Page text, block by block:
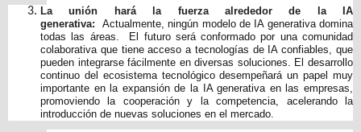
La unión hará la fuerza alrededor de la IA
generativa: Actualmente, ningún modelo de IA generativa domina
todas las áreas. El futuro será conformado por una comunidad
colaborativa que tiene acceso a tecnologías de IA confiables, que
pueden integrarse fácilmente en diversas soluciones. El desarrollo
continuo del ecosistema tecnológico desempeñará un papel muy
importante en la expansión de la IA generativa en las empresas,
promoviendo la cooperación y la competencia, acelerando la
introducción de nuevas soluciones en el mercado.